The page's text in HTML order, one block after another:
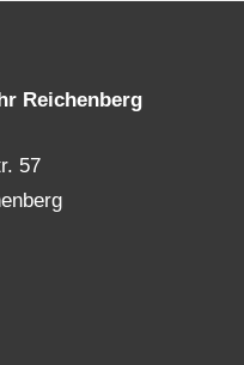
Reichenberg
57